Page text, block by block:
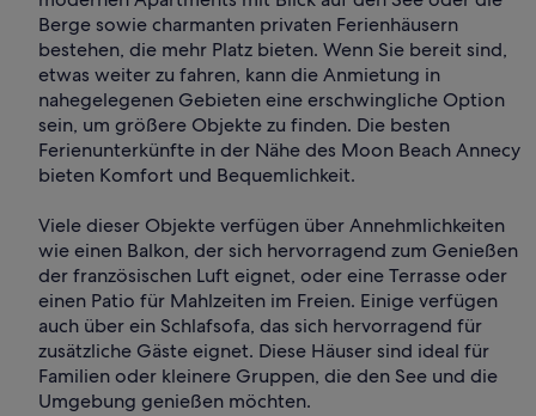
Berge sowie charmanten privaten Ferienhäusern
bestehen, die mehr Platz bieten. Wenn Sie bereit sind,
etwas weiter zu fahren, kann die Anmietung in
nahegelegenen Gebieten eine erschwingliche Option
sein, um größere Objekte zu finden. Die besten
Ferienunterkünfte in der Nähe des Moon Beach Annecy
bieten Komfort und Bequemlichkeit.
Viele dieser Objekte verfügen über Annehmlichkeiten
wie einen Balkon, der sich hervorragend zum Genießen
der französischen Luft eignet, oder eine Terrasse oder
einen Patio für Mahlzeiten im Freien. Einige verfügen
auch über ein Schlafsofa, das sich hervorragend für
zusätzliche Gäste eignet. Diese Häuser sind ideal für
Familien oder kleinere Gruppen, die den See und die
Umgebung genießen möchten.